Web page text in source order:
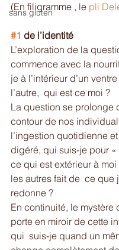
sans gluten
(En filigramme , le pli
#1 de l’identité
L’exploration de la
commence avec la
je à l’intérieur d’un
l’autre,  qui est ce moi ?
La question se prolonge
contour de nos
l’ingestion quotidienne
digéré, qui suis-je pour «
ce qui est extérieur à
les autres fait de  ce que
redonne ?
En continuité, le mystère
porte en miroir de cette
qui  suis-je quand un